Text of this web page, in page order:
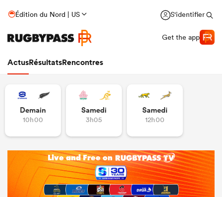
Édition du Nord | US S'identifier
Get the app
ActusRésultatsRencontres
Demain
10h00
Samedi
3h05
Samedi
12h00